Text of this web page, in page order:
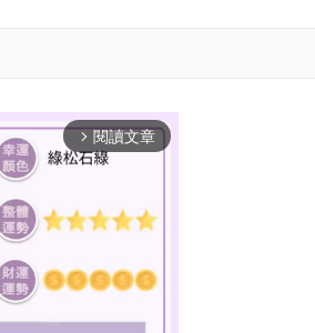
arrow_forward_ios 閱讀文章